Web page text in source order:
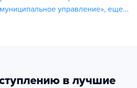
управление», еще...
в лучшие